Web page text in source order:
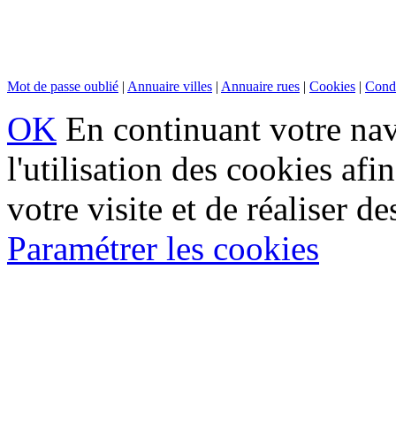
Mot de passe oublié | Annuaire villes | Annuaire rues | Cookies |
OK En continuant votre
l'utilisation des cookies
votre visite et de réaliser
Paramétrer les cookies